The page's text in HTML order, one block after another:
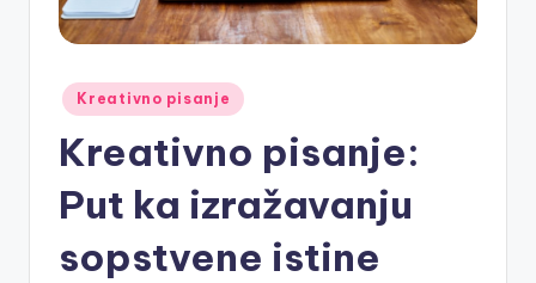
Posted
in
Kreativno pisanje
Kreativno pisanje:
Put ka izražavanju
sopstvene istine